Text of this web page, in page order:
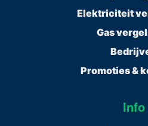
Elektriciteit
Gas
Promoties &
Info